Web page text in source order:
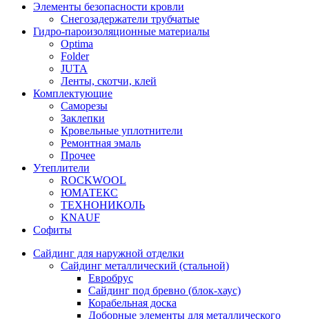
Элементы безопасности кровли
Снегозадержатели трубчатые
Гидро-пароизоляционные материалы
Optima
Folder
JUTA
Ленты, скотчи, клей
Комплектующие
Саморезы
Заклепки
Кровельные уплотнители
Ремонтная эмаль
Прочее
Утеплители
ROCKWOOL
ЮМАТЕКС
ТЕХНОНИКОЛЬ
KNAUF
Софиты
Сайдинг для наружной отделки
Сайдинг металлический (стальной)
Евробрус
Сайдинг под бревно (блок-хаус)
Корабельная доска
Доборные элементы для металлического